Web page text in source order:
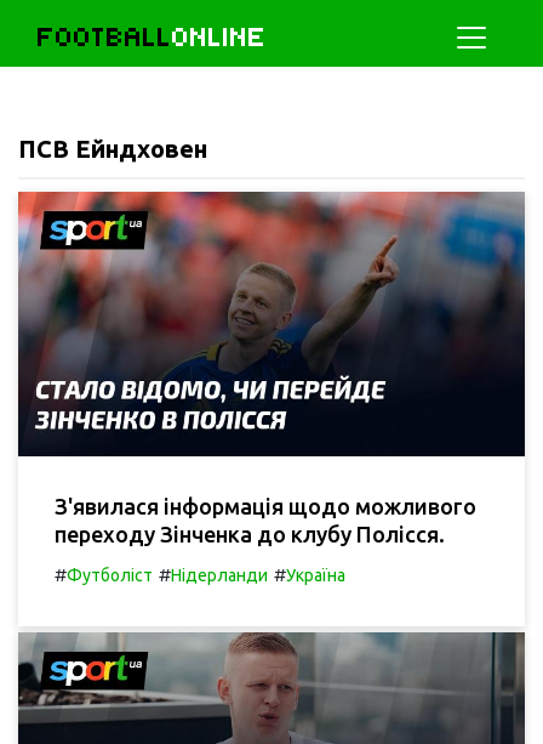
FOOTBALLONLINE
ПСВ Ейндховен
З'явилася інформація щодо можливого
переходу Зінченка до клубу Полісся.
#Футболіст #Нідерланди #Україна